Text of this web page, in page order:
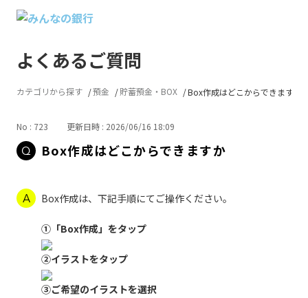
よくあるご質問
カテゴリから探す 預金 貯蓄預金・BOX Box作成はどこからできますか
No : 723 更新日時 : 2026/06/16 18:09
Box作成はどこからできますか
Box作成は、下記手順にてご操作ください。
①「Box作成」をタップ
②イラストをタップ
③ご希望のイラストを選択